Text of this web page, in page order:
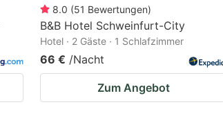
8.0 (51 Bewertungen)
B&B Hotel Schweinfurt-City
Hotel · 2 Gäste · 1 Schlafzimmer
66 € /Nacht
Zum Angebot